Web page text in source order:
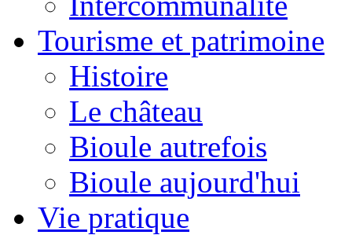
Tourisme et patrimoine
Histoire
Le château
Bioule autrefois
Bioule aujourd'hui
Vie pratique